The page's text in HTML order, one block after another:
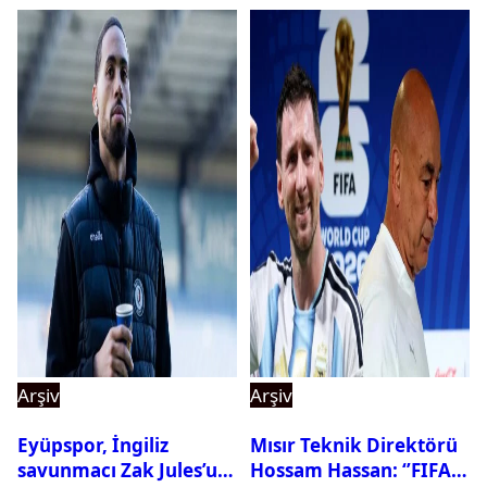
Arşiv
Eyüpspor, İngiliz
savunmacı Zak Jules’u
Arşiv
Mısır Teknik Direktörü
Hossam Hassan: ‘’FIFA,